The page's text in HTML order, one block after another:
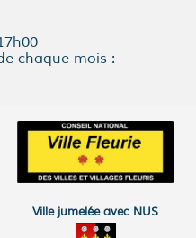
chaque mois :
Ville jumelée avec NUS